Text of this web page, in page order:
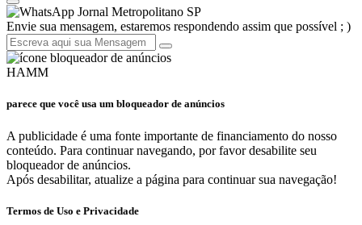
Jornal Metropolitano SP
Envie sua mensagem, estaremos respondendo assim que possível ; )
HAMM
parece que você usa um bloqueador de anúncios
A publicidade é uma fonte importante de financiamento do nosso
conteúdo. Para continuar navegando, por favor desabilite seu
bloqueador de anúncios.
Após desabilitar, atualize a página para continuar sua navegação!
Termos de Uso e Privacidade